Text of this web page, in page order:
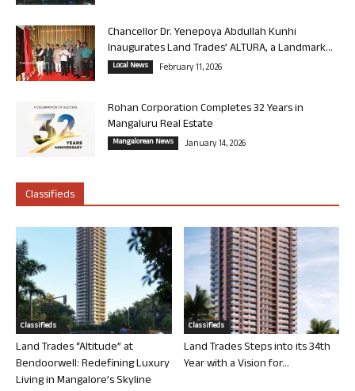
Chancellor Dr. Yenepoya Abdullah Kunhi
Inaugurates Land Trades’ ALTURA, a Landmark...
Local News February 11, 2026
Rohan Corporation Completes 32 Years in
Mangaluru Real Estate
Mangalorean News January 14, 2026
Classifieds
Classifieds
Land Trades “Altitude” at
Bendoorwell: Redefining Luxury
Living in Mangalore’s Skyline
Classifieds
Land Trades Steps into its 34th
Year with a Vision for...